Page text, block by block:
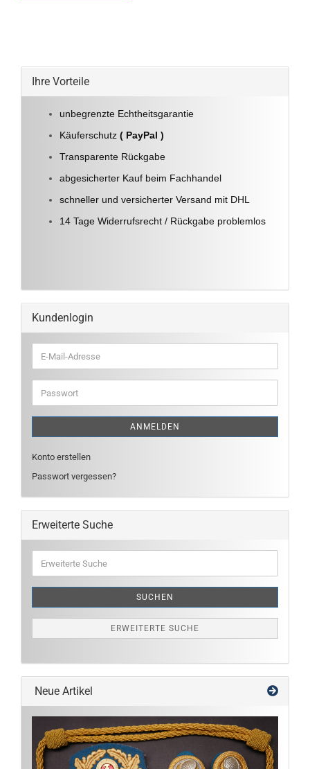
Ihre Vorteile
unbegrenzte Echtheitsgarantie
Käuferschutz ( PayPal )
Transparente Rückgabe
abgesicherter Kauf beim Fachhandel
schneller und versicherter Versand mit DHL
14 Tage Widerrufsrecht / Rückgabe problemlos
Kundenlogin
E-
Mail-
Adresse
Passwort
ANMELDEN
Konto erstellen
Passwort vergessen?
Erweiterte Suche
Suche
SUCHEN
ERWEITERTE SUCHE
Neue Artikel